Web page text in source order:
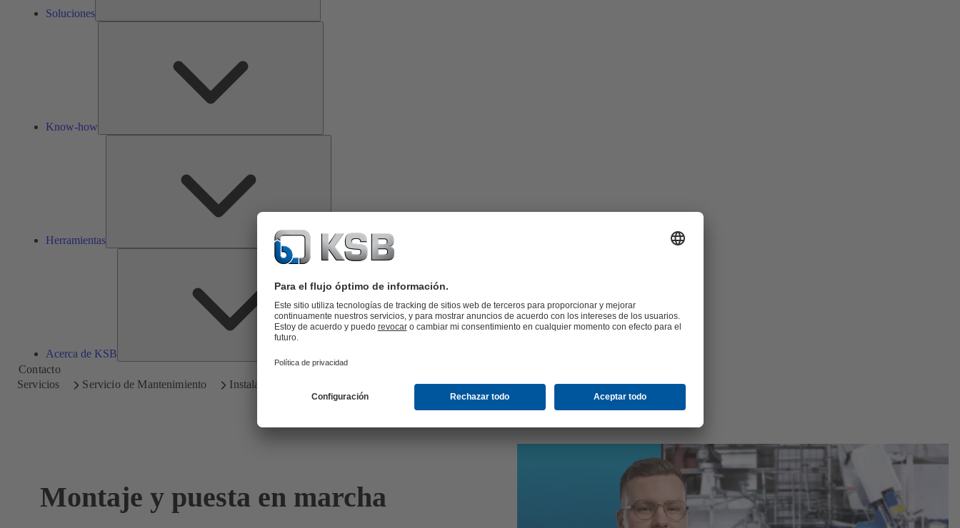
Soluciones
Know-how
Herramientas
Acerca de KSB
Acerca
Contacto
Servicios
Servicio de Mantenimiento Instalación y puesta en marcha
Montaje y puesta en marcha